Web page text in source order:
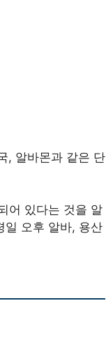
, 알바몬과 같은 단
어 있다는 것을 알
일 오후 알바, 용산